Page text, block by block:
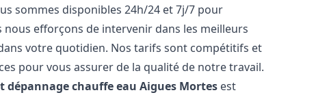
sommes disponibles 24h/24 et 7j/7 pour
efforçons de intervenir dans les meilleurs
votre quotidien. Nos tarifs sont compétitifs et
pour vous assurer de la qualité de notre travail.
chauffe eau Aigues Mortes est